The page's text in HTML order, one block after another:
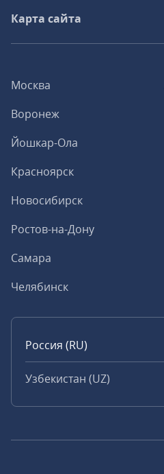
Москва
Воронеж
Йошкар-Ола
Красноярск
Новосибирск
Ростов-на-Дону
Самара
Челябинск
Россия (RU)
Узбекистан (UZ)
Карта сайта